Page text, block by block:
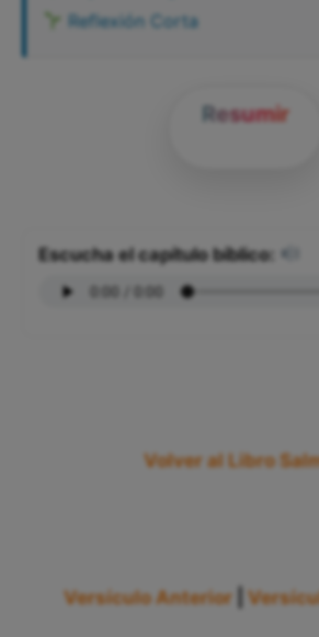
Reflexión Corta
Resumir
Escucha el capítulo bíblico:
Volver al Libro
Versículo Anterior